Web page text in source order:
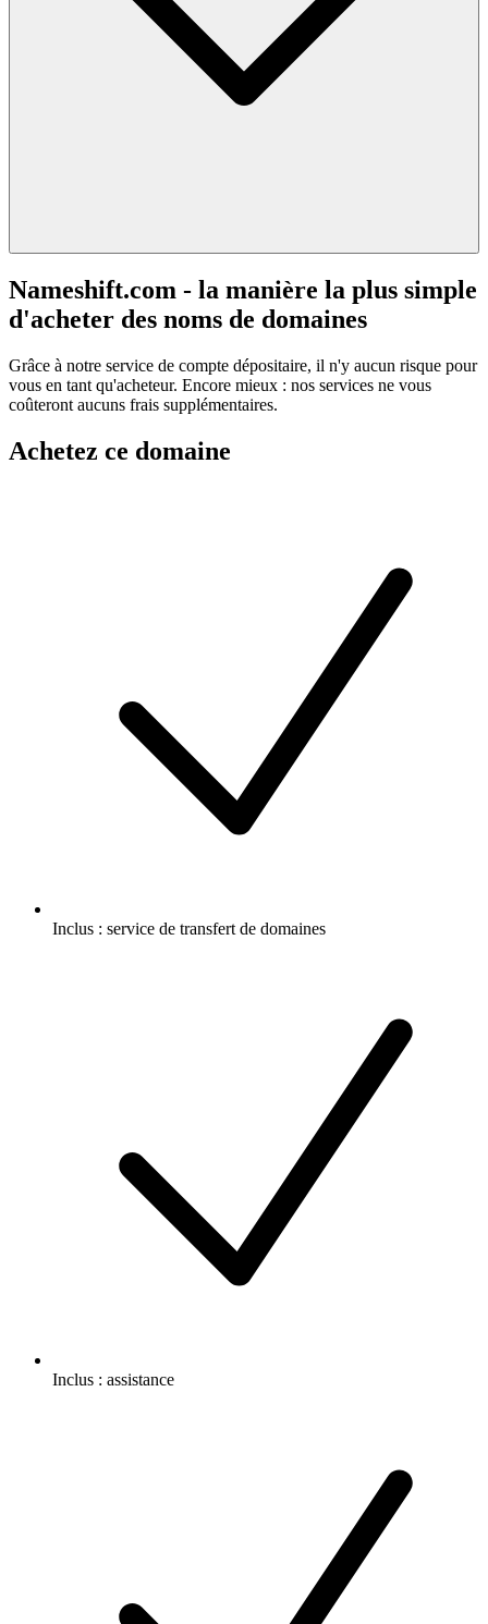
Nameshift.com - la manière la plus simple
d'acheter des noms de domaines
Grâce à notre service de compte dépositaire, il n'y aucun risque pour
vous en tant qu'acheteur. Encore mieux : nos services ne vous
coûteront aucuns frais supplémentaires.
Achetez ce domaine
Inclus : service de transfert de domaines
Inclus : assistance